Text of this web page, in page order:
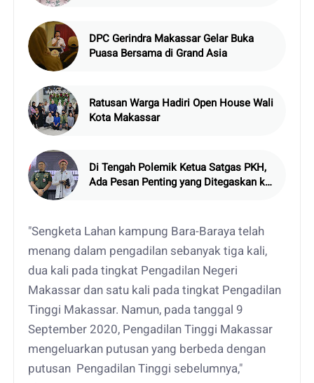
DPC Gerindra Makassar Gelar Buka
Puasa Bersama di Grand Asia
Ratusan Warga Hadiri Open House Wali
Kota Makassar
Di Tengah Polemik Ketua Satgas PKH,
Ada Pesan Penting yang Ditegaskan ke
"Sengketa Lahan kampung Bara-Baraya telah
menang dalam pengadilan sebanyak tiga kali,
dua kali pada tingkat Pengadilan Negeri
Makassar dan satu kali pada tingkat Pengadilan
Tinggi Makassar. Namun, pada tanggal 9
September 2020, Pengadilan Tinggi Makassar
mengeluarkan putusan yang berbeda dengan
putusan Pengadilan Tinggi sebelumnya,"